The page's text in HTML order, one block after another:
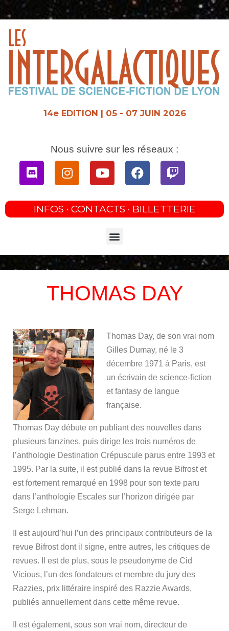
au
14e EDITION | 05 - 07 JUIN 2026
Nous suivre sur les réseaux :
DiscordInstagramYoutubeFacebookTwitch
INFOS · CONTACTS · BILLETTERIE
Menu
THOMAS DAY
Thomas Day, de son vrai nom
Gilles Dumay, né le 3
décembre 1971 à Paris, est
un écrivain de science-fiction
et fantasy de langue
française.
Thomas Day débute en publiant des nouvelles dans
plusieurs fanzines, puis dirige les trois numéros de
l’anthologie Destination Crépuscule parus entre 1993 et
1995. Par la suite, il est publié dans la revue Bifrost et
est fortement remarqué en 1998 pour son texte paru
dans l’anthologie Escales sur l’horizon dirigée par
Serge Lehman.
Il est aujourd’hui l’un des principaux contributeurs de la
revue Bifrost dont il signe, entre autres, les critiques de
revues. Il est de plus, sous le pseudonyme de Cid
Vicious, l’un des fondateurs et membre du jury des
Razzies, prix littéraire inspiré des Razzie Awards,
publiés annuellement dans cette même revue.
Il est également, sous son vrai nom, directeur de